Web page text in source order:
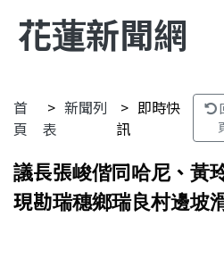
花蓮新聞網
首
頁
新聞列
表
即時快
訊
議長張峻偕同哈尼、黃
現勘瑞穗鄉瑞良村邊坡